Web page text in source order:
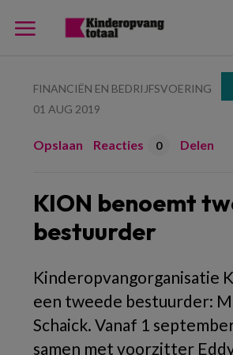
FINANCIËN EN BEDRIJFSVOERING
01 AUG 2019
Opslaan Reacties 0 Delen
KION benoemt
bestuurder
Kinderopvangorganisatie
een tweede bestuurder:
Schaick. Vanaf 1
samen met voorzitter